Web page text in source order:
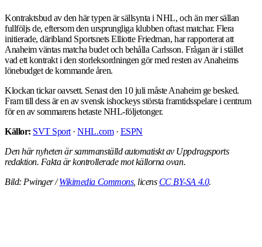
Kontraktsbud av den här typen är sällsynta i NHL, och än mer sällan
fullföljs de, eftersom den ursprungliga klubben oftast matchar. Flera
initierade, däribland Sportsnets Elliotte Friedman, har rapporterat att
Anaheim väntas matcha budet och behålla Carlsson. Frågan är i stället
vad ett kontrakt i den storleksordningen gör med resten av Anaheims
lönebudget de kommande åren.
Klockan tickar oavsett. Senast den 10 juli måste Anaheim ge besked.
Fram till dess är en av svensk ishockeys största framtidsspelare i centrum
för en av sommarens hetaste NHL-följetonger.
Källor: SVT Sport·NHL.com· ESPN
Den här nyheten är sammanställd automatiskt av Uppdragsports
redaktion. Fakta är kontrollerade mot källorna ovan.
Bild: Pwinger /Wikimedia Commons, licens CC BY-SA 4.0.